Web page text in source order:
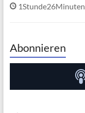
1Stunde26Minuten
Abonnieren